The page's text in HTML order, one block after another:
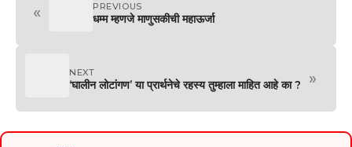
« PREVIOUS
धम्म म्हणजे माणुसकीची महाऊर्जा
NEXT
‘घालीन लोटांगण’ या प्रार्थनेचे रहस्य तुम्हाला माहित आहे का ? »